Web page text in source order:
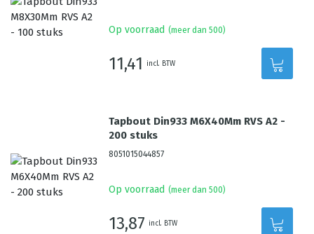
Op voorraad (meer dan 500)
11,41 incl. BTW
Tapbout Din933 M6X40Mm RVS A2 -
200 stuks
8051015044857
Op voorraad (meer dan 500)
13,87 incl. BTW